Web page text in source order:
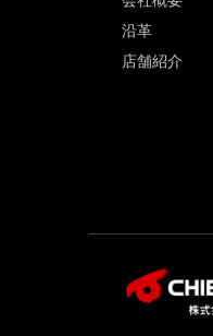
沿革
店舗紹介